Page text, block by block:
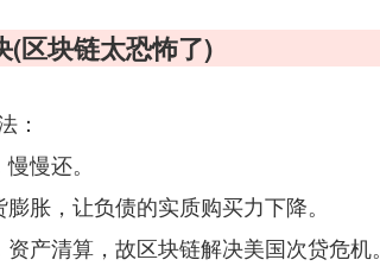
(区块链太恐怖了)
：
慢还。
胀，让负债的实质购买力下降。
产清算，故区块链解决美国次贷危机。